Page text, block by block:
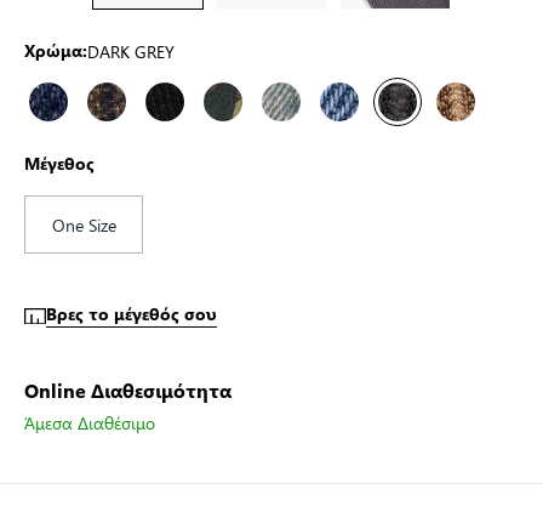
Χρώμα:DARK GREY
Μέγεθος
One Size
Βρες το μέγεθός σου
Online Διαθεσιμότητα
Άμεσα Διαθέσιμο